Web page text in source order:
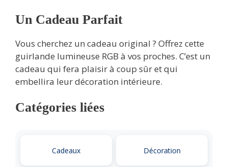
Un Cadeau Parfait
Vous cherchez un cadeau original ? Offrez cette
guirlande lumineuse RGB à vos proches. C’est un
cadeau qui fera plaisir à coup sûr et qui
embellira leur décoration intérieure.
Catégories liées
Cadeaux Décoration